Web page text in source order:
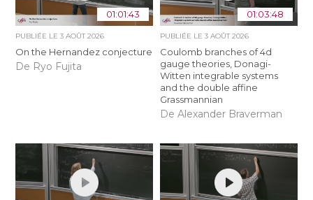
01:01:43
PUBLIÉE LE3 AOÛT 2026
On the Hernandez conjecture
De Ryo Fujita
01:03:48
PUBLIÉE LE 3 AOÛT 2026
Coulomb branches of 4d
gauge theories, Donagi-
Witten integrable systems
and the double affine
Grassmannian
De Alexander Braverman